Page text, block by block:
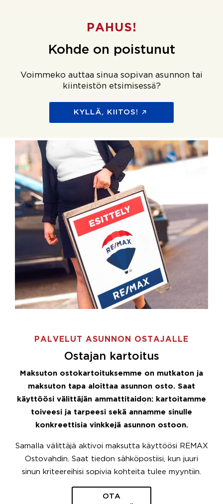
PAHUS!
Kohde on poistunut
Voimmeko auttaa sinua sopivan asunnon tai
kiinteistön etsimisessä?
KYLLÄ, KIITOS!
PALVELUT ASUNNON OSTAJALLE
Ostajan kartoitus
Maksuton ostokartoituksemme on mutkaton ja
maksuton tapa aloittaa asunnon osto. Saat
käyttöösi välittäjän ammattitaidon: kartoitamme
toiveesi ja tarpeesi sekä annamme sinulle
konkreettisia vinkkejä asunnon ostoon.
Samalla välittäjä aktivoi maksutta käyttöösi REMAX
Ostovahdin. Saat tiedon sähköpostiisi, kun juuri
sinun kriteereihisi sopivia kohteita tulee myyntiin.
OTA